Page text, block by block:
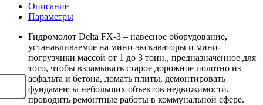
Описание
Параметры
Гидромолот Delta FX-3 – навесное оборудование,
устанавливаемое на мини-экскаваторы и мини-
погрузчики массой от 1 до 3 тонн., предназначенное для
того, чтобы взламывать старое дорожное полотно из
асфальта и бетона, ломать плиты, демонтировать
фундаменты небольших объектов недвижимости,
проводить ремонтные работы в коммунальной сфере.